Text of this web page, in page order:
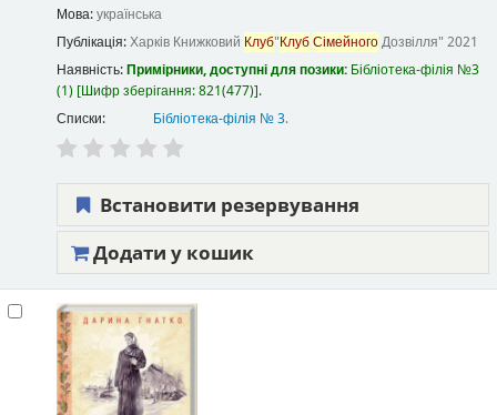
Мова:українська
Публікація:Харків Книжковий Клуб"КлубСімейногоДозвілля" 2021
Наявність:Примірники, доступні для позики: Бібліотека-філія №3
(1) Шифр зберігання:821(477) .
Списки:
Бібліотека-філія № 3.
Встановити резервування
Додати у кошик